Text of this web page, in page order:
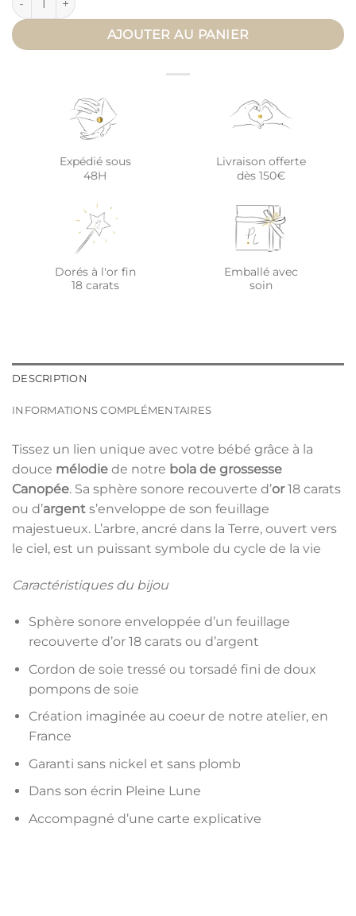
AJOUTER AU PANIER
Expédié sous
48H
Livraison offerte
dès 150€
Dorés à l'or fin
18 carats
Emballé avec
soin
DESCRIPTION
INFORMATIONS COMPLÉMENTAIRES
Tissez un lien unique avec votre bébé grâce à la
douce mélodie de notre bola de grossesse
Canopée. Sa sphère sonore recouverte d’or18 carats
ou d’argent s’enveloppe de son feuillage
majestueux. L’arbre, ancré dans la Terre, ouvert vers
le ciel, est un puissant symbole du cycle de la vie
Caractéristiques du bijou
Sphère sonore enveloppée d’un feuillage
recouverte d’or 18 carats ou d’argent
Cordon de soie tressé ou torsadé fini de doux
pompons de soie
Création imaginée au coeur de notre atelier, en
France
Garanti sans nickel et sans plomb
Dans son écrin Pleine Lune
Accompagné d’une carte explicative